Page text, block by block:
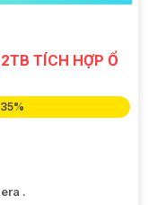
TÍCH HỢP Ổ
.